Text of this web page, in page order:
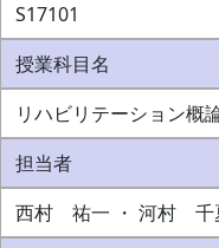
S17101
授業科目名
リハビリテーション概
担当者
西村 祐一 ・ 河村 千